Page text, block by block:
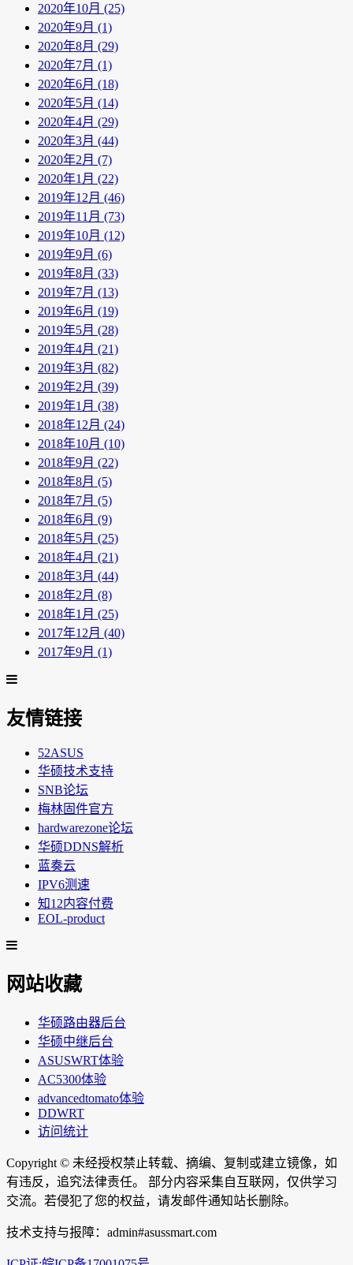
2020年10月 (25)
2020年9月 (1)
2020年8月 (29)
2020年7月 (1)
2020年6月 (18)
2020年5月 (14)
2020年4月 (29)
2020年3月 (44)
2020年2月 (7)
2020年1月 (22)
2019年12月 (46)
2019年11月 (73)
2019年10月 (12)
2019年9月 (6)
2019年8月 (33)
2019年7月 (13)
2019年6月 (19)
2019年5月 (28)
2019年4月 (21)
2019年3月 (82)
2019年2月 (39)
2019年1月 (38)
2018年12月 (24)
2018年10月 (10)
2018年9月 (22)
2018年8月 (5)
2018年7月 (5)
2018年6月 (9)
2018年5月 (25)
2018年4月 (21)
2018年3月 (44)
2018年2月 (8)
2018年1月 (25)
2017年12月 (40)
2017年9月 (1)
友情链接
52ASUS
华硕技术支持
SNB论坛
梅林固件官方
hardwarezone论坛
华硕DDNS解析
蓝奏云
IPV6测速
知12内容付费
EOL-product
网站收藏
华硕路由器后台
华硕中继后台
ASUSWRT体验
AC5300体验
advancedtomato体验
DDWRT
访问统计
Copyright © 未经授权禁止转载、摘编、复制或建立镜像，如
有违反，追究法律责任。 部分内容采集自互联网，仅供学习
交流。若侵犯了您的权益，请发邮件通知站长删除。
技术支持与报障：admin#asussmart.com